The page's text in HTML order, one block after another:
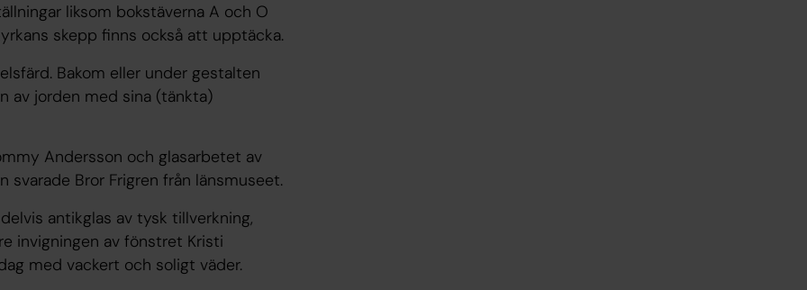
liksom bokstäverna A och O
skepp finns också att upptäcka.
Bakom eller under gestalten
av jorden med sina (tänkta)
Andersson och glasarbetet av
svarade Bror Frigren från länsmuseet.
antikglas av tysk tillverkning,
invigningen av fönstret Kristi
med vackert och soligt väder.